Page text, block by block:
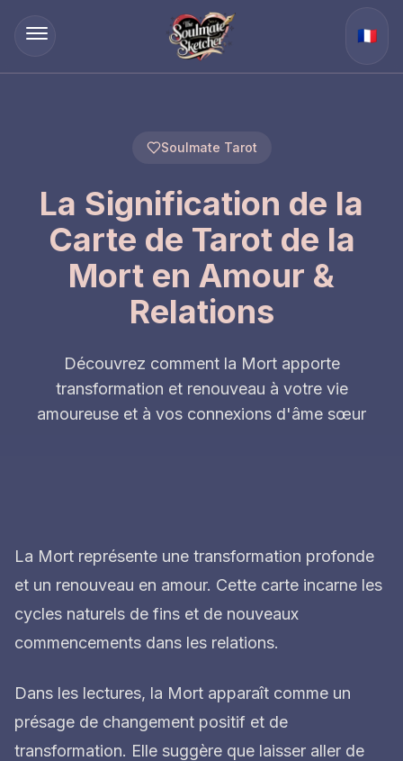
🇫🇷
Soulmate Tarot
La Signification de la
Carte de Tarot de la
Mort en Amour &
Relations
Découvrez comment la Mort apporte
transformation et renouveau à votre vie
amoureuse et à vos connexions d'âme sœur
La Mort représente une transformation profonde
et un renouveau en amour. Cette carte incarne les
cycles naturels de fins et de nouveaux
commencements dans les relations.
Dans les lectures, la Mort apparaît comme un
présage de changement positif et de
transformation. Elle suggère que laisser aller de